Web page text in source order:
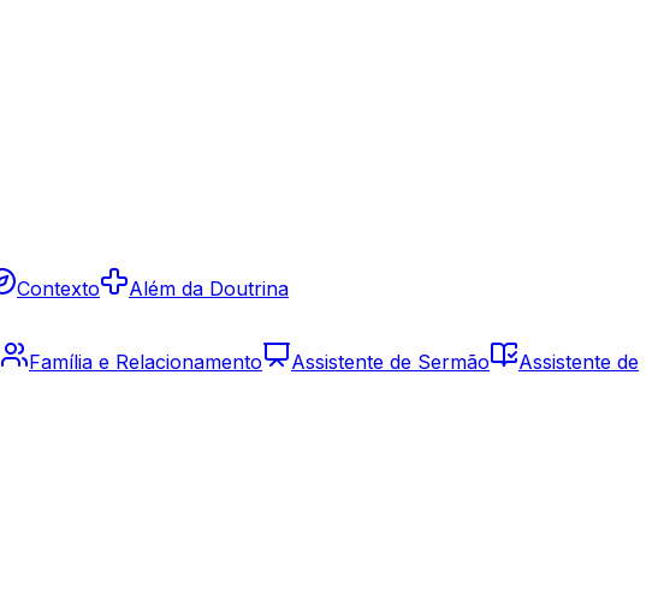
Contexto Além da Doutrina
Família e Relacionamento Assistente de Sermão
Assistente de